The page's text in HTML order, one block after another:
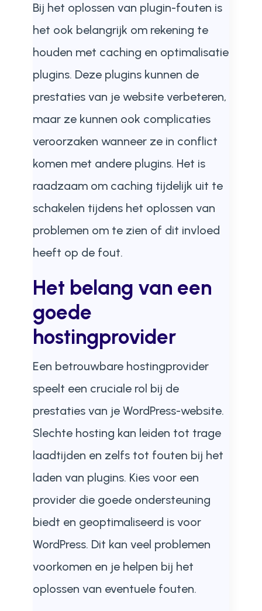
Bij het oplossen van plugin-fouten is
het ook belangrijk om rekening te
houden met caching en optimalisatie
plugins. Deze plugins kunnen de
prestaties van je website verbeteren,
maar ze kunnen ook complicaties
veroorzaken wanneer ze in conflict
komen met andere plugins. Het is
raadzaam om caching tijdelijk uit te
schakelen tijdens het oplossen van
problemen om te zien of dit invloed
heeft op de fout.
Het belang van een
goede
hostingprovider
Een betrouwbare hostingprovider
speelt een cruciale rol bij de
prestaties van je WordPress-website.
Slechte hosting kan leiden tot trage
laadtijden en zelfs tot fouten bij het
laden van plugins. Kies voor een
provider die goede ondersteuning
biedt en geoptimaliseerd is voor
WordPress. Dit kan veel problemen
voorkomen en je helpen bij het
oplossen van eventuele fouten.